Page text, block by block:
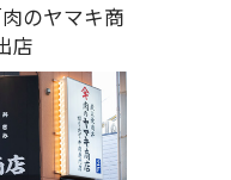
のヤマキ商
店